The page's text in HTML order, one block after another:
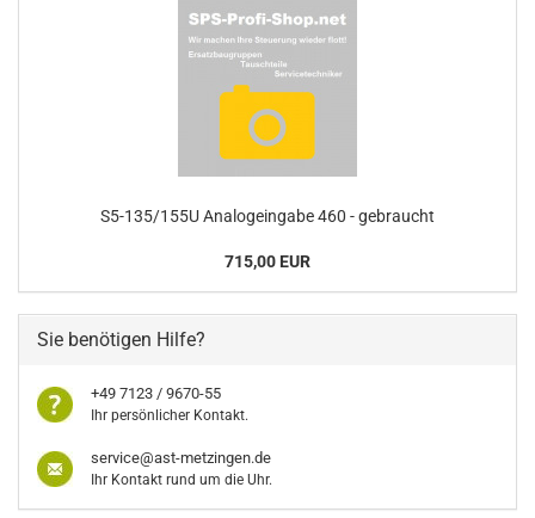
S5-135/155U Analogeingabe 460 - gebraucht
715,00 EUR
Sie benötigen Hilfe?
+49 7123 / 9670-55
Ihr persönlicher Kontakt.
service@ast-metzingen.de
Ihr Kontakt rund um die Uhr.